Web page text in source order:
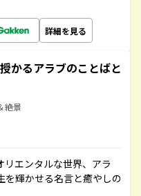
詳細を見る
かるアラブのことばと
絶景
エンタルな世界、アラ
を輝かせる名言と癒やしの